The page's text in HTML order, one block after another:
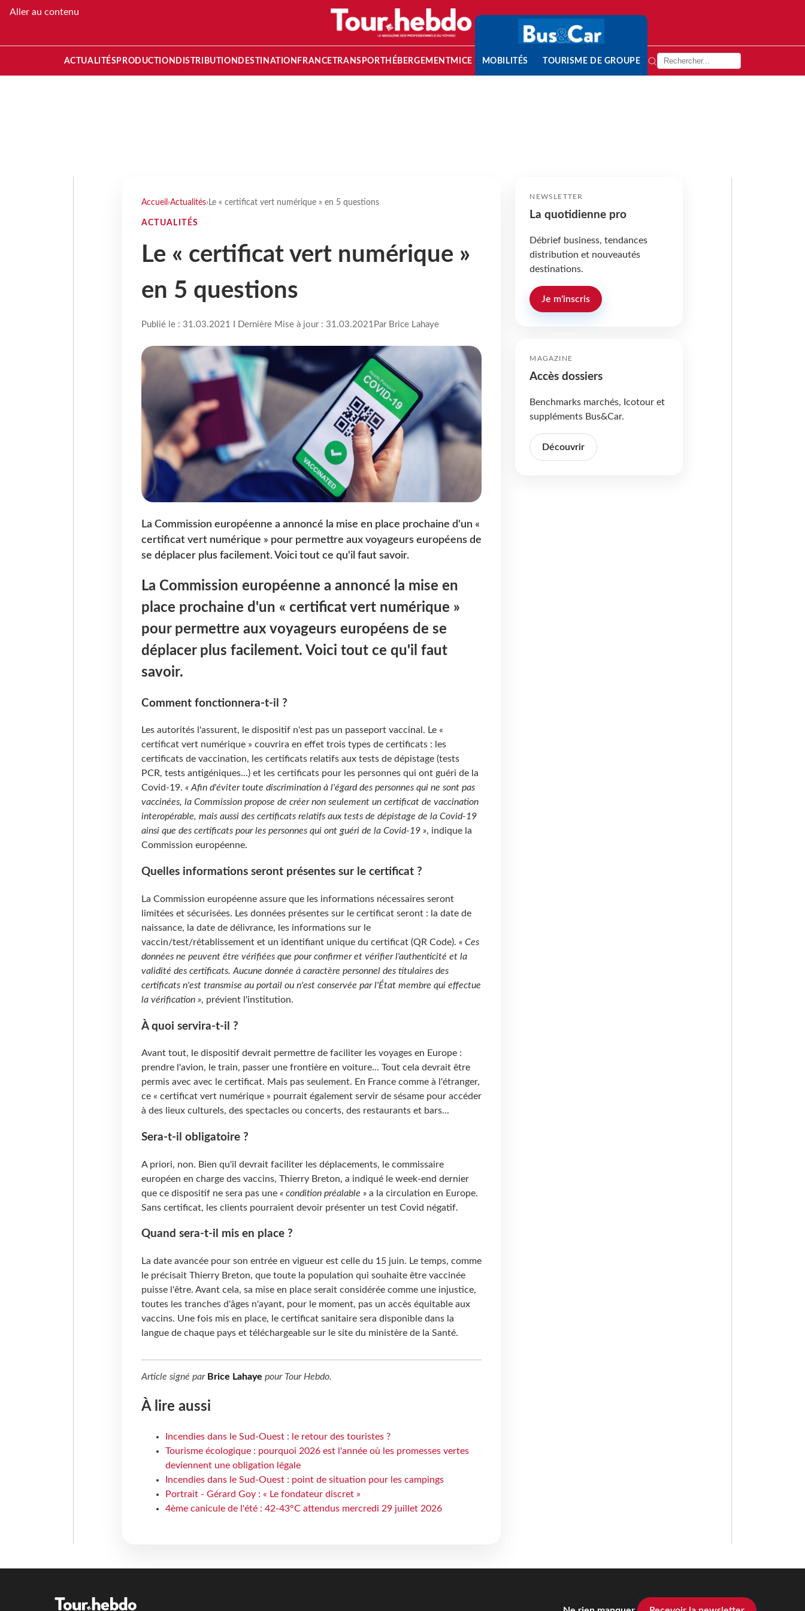
Aller au contenu
ACTUALITÉS PRODUCTION DISTRIBUTION DESTINATION FRANCETRANSPORT HÉBERGEMENTMICE MOBILITÉS TOURISME DE GROUPE
Accueil ›Actualités› Le « certificat vert numérique » en 5 questions
ACTUALITÉS
Le « certificat vert numérique »
en 5 questions
Publié le : 31.03.2021 I Dernière Mise à jour : 31.03.2021 Par Brice Lahaye
La Commission européenne a annoncé la mise en place prochaine d'un «
certificat vert numérique » pour permettre aux voyageurs européens de
se déplacer plus facilement. Voici tout ce qu'il faut savoir.
La Commission européenne a annoncé la mise en
place prochaine d'un « certificat vert numérique »
pour permettre aux voyageurs européens de se
déplacer plus facilement. Voici tout ce qu'il faut
savoir.
Comment fonctionnera-t-il ?
Les autorités l'assurent, le dispositif n'est pas un passeport vaccinal. Le «
certificat vert numérique » couvrira en effet trois types de certificats : les
certificats de vaccination, les certificats relatifs aux tests de dépistage (tests
PCR, tests antigéniques...) et les certificats pour les personnes qui ont guéri de la
Covid-19. « Afin d'éviter toute discrimination à l'égard des personnes qui ne sont pas
vaccinées, la Commission propose de créer non seulement un certificat de vaccination
interopérable, mais aussi des certificats relatifs aux tests de dépistage de la Covid-19
ainsi que des certificats pour les personnes qui ont guéri de la Covid-19 », indique la
Commission européenne.
Quelles informations seront présentes sur le certificat ?
La Commission européenne assure que les informations nécessaires seront
limitées et sécurisées. Les données présentes sur le certificat seront : la date de
naissance, la date de délivrance, les informations sur le
vaccin/test/rétablissement et un identifiant unique du certificat (QR Code). « Ces
données ne peuvent être vérifiées que pour confirmer et vérifier l'authenticité et la
validité des certificats. Aucune donnée à caractère personnel des titulaires des
certificats n'est transmise au portail ou n'est conservée par l'État membre qui effectue
la vérification », prévient l'institution.
À quoi servira-t-il ?
Avant tout, le dispositif devrait permettre de faciliter les voyages en Europe :
prendre l'avion, le train, passer une frontière en voiture... Tout cela devrait être
permis avec avec le certificat. Mais pas seulement. En France comme à l'étranger,
ce « certificat vert numérique » pourrait également servir de sésame pour accéder
à des lieux culturels, des spectacles ou concerts, des restaurants et bars...
Sera-t-il obligatoire ?
A priori, non. Bien qu'il devrait faciliter les déplacements, le commissaire
européen en charge des vaccins, Thierry Breton, a indiqué le week-end dernier
que ce dispositif ne sera pas une « condition préalable »a la circulation en Europe.
Sans certificat, les clients pourraient devoir présenter un test Covid négatif.
Quand sera-t-il mis en place ?
La date avancée pour son entrée en vigueur est celle du 15 juin. Le temps, comme
le précisait Thierry Breton, que toute la population qui souhaite être vaccinée
puisse l'être. Avant cela, sa mise en place serait considérée comme une injustice,
toutes les tranches d'âges n'ayant, pour le moment, pas un accès équitable aux
vaccins. Une fois mis en place, le certificat sanitaire sera disponible dans la
langue de chaque pays et téléchargeable sur le site du ministère de la Santé.
Article signé par Brice Lahaye pour Tour Hebdo.
À lire aussi
Incendies dans le Sud-Ouest : le retour des touristes ?
Tourisme écologique : pourquoi 2026 est l'année où les promesses vertes
deviennent une obligation légale
Incendies dans le Sud-Ouest : point de situation pour les campings
Portrait - Gérard Goy : « Le fondateur discret »
4ème canicule de l'été : 42-43°C attendus mercredi 29 juillet 2026
NEWSLETTER
La quotidienne pro
Débrief business, tendances
distribution et nouveautés
destinations.
Je m'inscris
MAGAZINE
Accès dossiers
Benchmarks marchés, Icotour et
suppléments Bus&Car.
Découvrir